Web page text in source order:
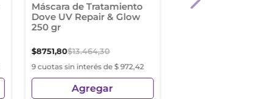
Máscara de Tratamiento
Dove UV Repair & Glow
250 gr
$8751,80$13.464,30
9 cuotas sin interés de $ 972,42
Agregar
Máscara De